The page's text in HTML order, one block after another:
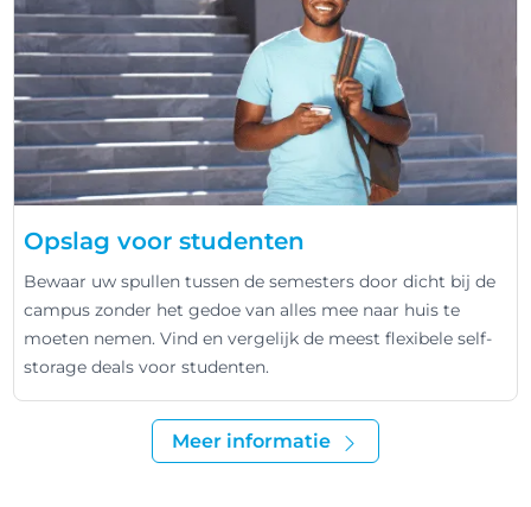
Opslag voor studenten
Bewaar uw spullen tussen de semesters door dicht bij de
campus zonder het gedoe van alles mee naar huis te
moeten nemen. Vind en vergelijk de meest flexibele self-
storage deals voor studenten.
Meer informatie